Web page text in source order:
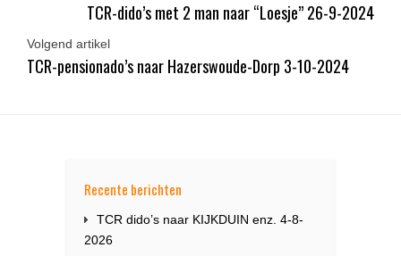
TCR-dido’s met 2 man naar “Loesje” 26-9-2024
Volgend artikel
TCR-pensionado’s naar Hazerswoude-Dorp 3-10-2024
Recente berichten
TCR dido’s naar KIJKDUIN enz. 4-8-
2026